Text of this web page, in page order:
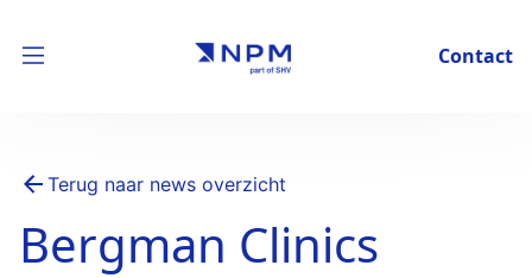
Contact
Terug naar news overzicht
Bergman Clinics